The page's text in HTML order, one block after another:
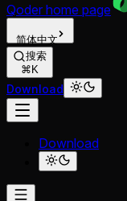
Qoder home page
简体中文
搜索
⌘K
Download
Download